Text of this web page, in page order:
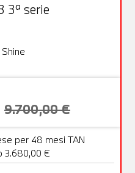
3ª serie
9.700,00 €
per 48 mesi TAN
3.680,00 €